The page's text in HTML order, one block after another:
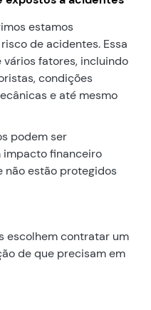
estamos
de acidentes. Essa
fatores, incluindo
condições
e até mesmo
podem ser
financeiro
não estão protegidos
escolhem contratar um
de que precisam em